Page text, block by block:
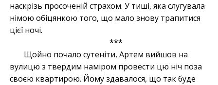
наскрізь просоченій страхом. У тиші, яка слугувала
німою обіцянкою того, що мало знову трапитися
цієї ночі.
***
Щойно почало сутеніти, Артем вийшов на
вулицю з твердим наміром провести цю ніч поза
своєю квартирою. Йому здавалося, що так буде